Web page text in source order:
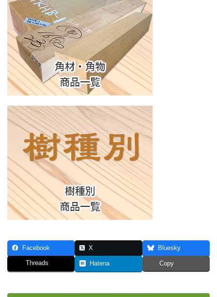
Facebook X Bluesky
Threads Hatena Copy